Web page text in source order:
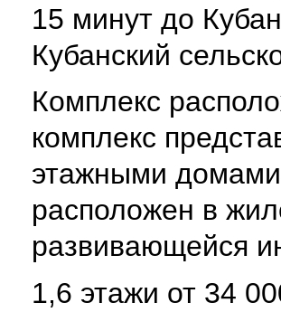
15 минут до
Кубанский
Комплекс
комплекс
этажными
расположен в
развивающейся
1,6 этажи от 34